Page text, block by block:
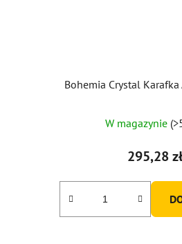
Bohemia Crystal
W magazynie
295,28 zł